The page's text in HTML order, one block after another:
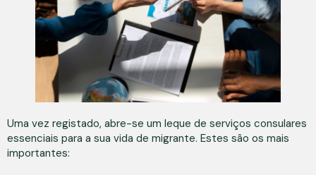
Uma vez registado, abre-se um leque de serviços consulares
essenciais para a sua vida de migrante. Estes são os mais
importantes: